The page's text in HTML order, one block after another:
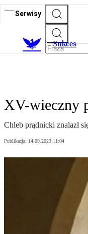
Serwisy
Sukces
XV-wieczny
Chleb prądnicki znalazł
Publikacja: 14.09.2023 11:04